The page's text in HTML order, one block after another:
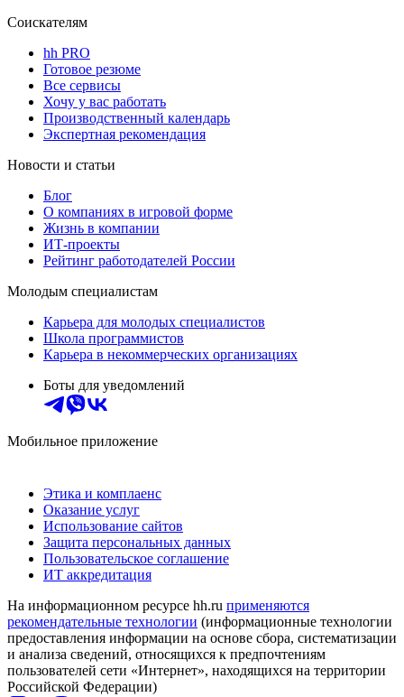
Соискателям
hh PRO
Готовое резюме
Все сервисы
Хочу у вас работать
Производственный календарь
Экспертная рекомендация
Новости и статьи
Блог
О компаниях в игровой форме
Жизнь в компании
ИТ-проекты
Рейтинг работодателей России
Молодым специалистам
Карьера для молодых специалистов
Школа программистов
Карьера в некоммерческих организациях
Боты для уведомлений
Мобильное приложение
Этика и комплаенс
Оказание услуг
Использование сайтов
Защита персональных данных
Пользовательское соглашение
ИТ аккредитация
На информационном ресурсе hh.ru применяются
рекомендательные технологии (информационные технологии
предоставления информации на основе сбора, систематизации
и анализа сведений, относящихся к предпочтениям
пользователей сети «Интернет», находящихся на территории
Российской Федерации)